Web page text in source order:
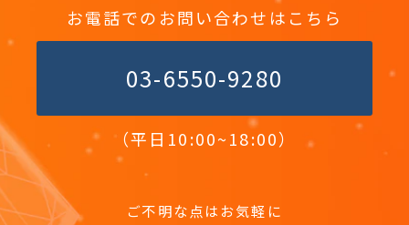
お電話でのお問い合わせはこちら
03-6550-9280
（平日10:00~18:00）
ご不明な点はお気軽に